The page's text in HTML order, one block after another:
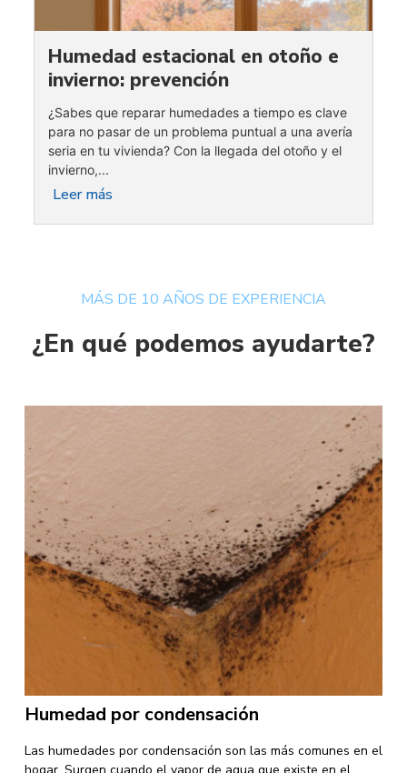
Humedad estacional en otoño e
invierno: prevención
¿Sabes que reparar humedades a tiempo es clave
para no pasar de un problema puntual a una avería
seria en tu vivienda? Con la llegada del otoño y el
invierno,...
Leer más
MÁS DE 10 AÑOS DE EXPERIENCIA
¿En qué podemos ayudarte?
Humedad por condensación
Las humedades por condensación son las más comunes en el